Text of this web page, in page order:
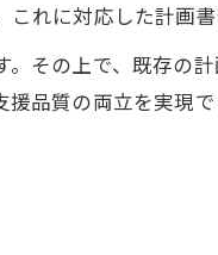
れに対応した計画書
その上で、既存の
品質の両立を実現